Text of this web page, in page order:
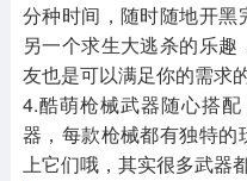
分种时间，随时随地开
另一个求生大逃杀的乐
友也是可以满足你的需求
4.酷萌枪械武器随心搭
器，每款枪械都有独特
上它们哦，其实很多武器